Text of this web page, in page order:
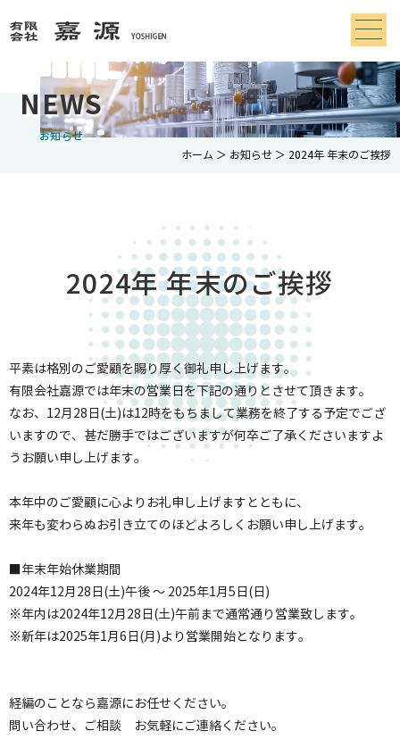
NEWS
お知らせ
ホーム ＞ お知らせ ＞ 2024年 年末のご挨拶
2024年 年末のご挨拶
平素は格別のご愛顧を賜り厚く御礼申し上げます。
有限会社嘉源では年末の営業日を下記の通りとさせて頂きます。
なお、12月28日(土)は12時をもちまして業務を終了する予定でござ
いますので、甚だ勝手ではございますが何卒ご了承くださいますよ
うお願い申し上げます。
本年中のご愛顧に心よりお礼申し上げますとともに、
来年も変わらぬお引き立てのほどよろしくお願い申し上げます。
■年末年始休業期間
2024年12月28日(土)午後 ～ 2025年1月5日(日)
※年内は2024年12月28日(土)午前まで通常通り営業致します。
※新年は2025年1月6日(月)より営業開始となります。
経編のことなら嘉源にお任せください。
問い合わせ、ご相談 お気軽にご連絡ください。